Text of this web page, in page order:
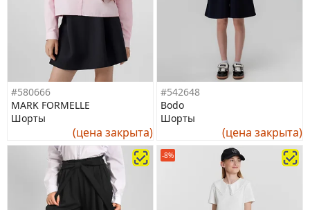
#580666
MARK FORMELLE
Шорты
(цена закрыта)
#542648
Bodo
Шорты
(цена закрыта)
-8%